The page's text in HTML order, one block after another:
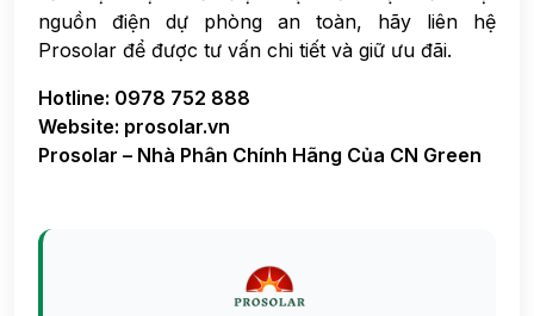
nguồn điện dự phòng an toàn, hãy liên hệ
Prosolar để được tư vấn chi tiết và giữ ưu đãi.
Hotline: 0978 752 888
Website: prosolar.vn
Prosolar – Nhà Phân Chính Hãng Của CN Green